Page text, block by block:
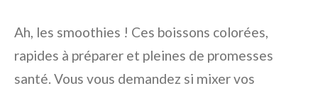
Ah, les smoothies ! Ces boissons colorées,
rapides à préparer et pleines de promesses
santé. Vous vous demandez si mixer vos